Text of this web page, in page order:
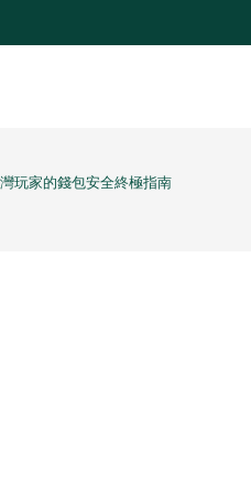
玩家的錢包安全終極指南